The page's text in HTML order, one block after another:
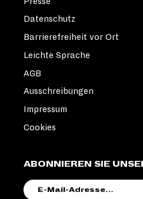
ABONNIEREN SIE
MAIL-
Datenschutz
Barrierefreiheit vor Ort
Leichte Sprache
AGB
Ausschreibungen
Impressum
Cookies